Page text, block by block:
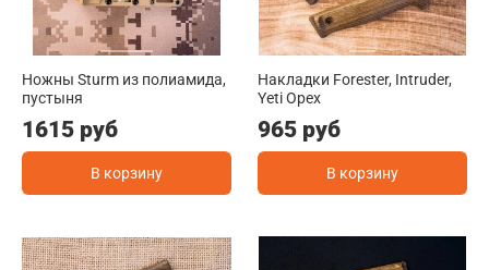
Ножны Sturm из полиамида,
пустыня
1615 руб
В корзину
Накладки Forester, Intruder,
Yeti Орех
965 руб
В корзину